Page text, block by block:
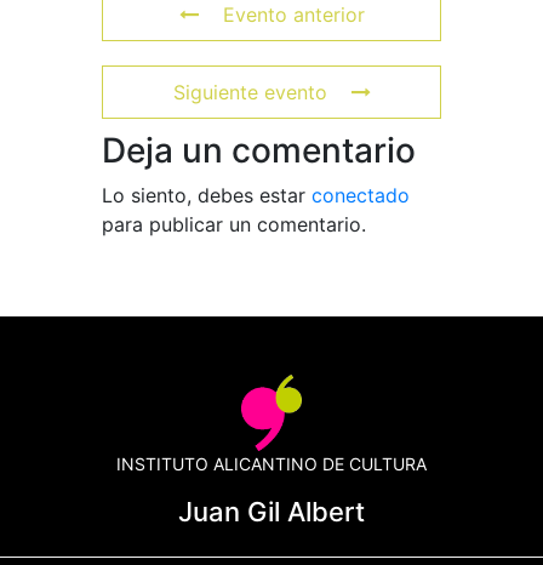
Evento anterior
Siguiente evento
Deja un comentario
Lo siento, debes estar conectado
para publicar un comentario.
INSTITUTO ALICANTINO DE CULTURA
Juan Gil Albert